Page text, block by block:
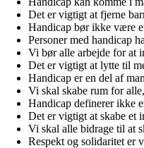
Det er vigtigt at fjerne
Handicap bør ikke være
Personer med handicap
Vi bør alle arbejde for at
Det er vigtigt at lytte til
Handicap er en del af
Vi skal skabe rum for
Handicap definerer ikke
Det er vigtigt at skabe et
Vi skal alle bidrage til at
Respekt og solidaritet er